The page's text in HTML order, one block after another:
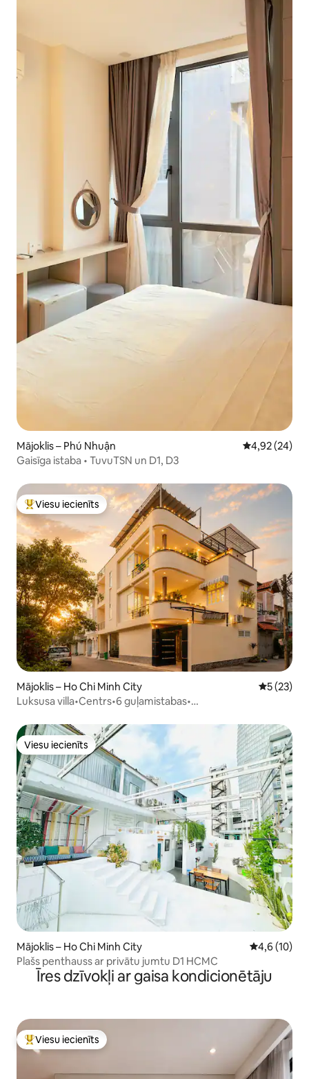
Mājoklis – Phú Nhuận Vidējais
4,92 (24)
Gaisīga istaba • TuvuTSN un D1, D3
Populārs viesu iecienīts mājoklis
Viesu iecienīts
Mājoklis – Ho Chi Minh City Vidējais
5 (23)
Luksusa villa•Centrs•6 guļamistabas•
Viesu iecienīts
Viesu iecienīts
Mājoklis – Ho Chi Minh City Vidējais
4,6 (10)
Plašs penthauss ar privātu jumtu D1 HCMC
Īres dzīvokļi ar gaisa kondicionētāju
Populārs viesu iecienīts mājoklis
Viesu iecienīts